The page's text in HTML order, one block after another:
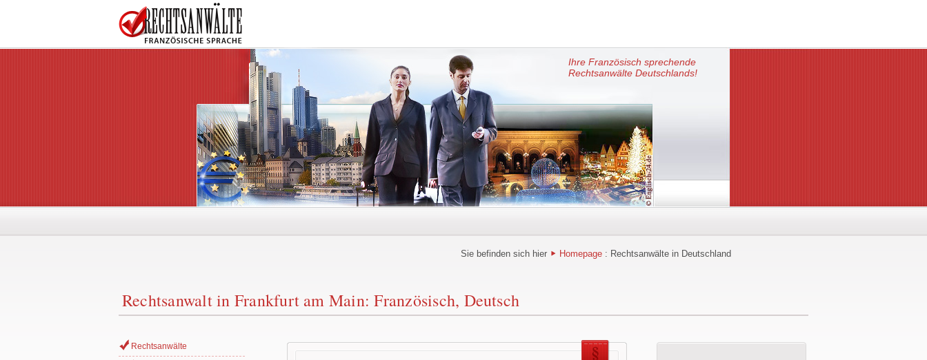
Ihre Französisch sprechende
Rechtsanwälte Deutschlands!
Sie befinden sich hier Homepage : Rechtsanwälte in Deutschland
Rechtsanwalt in Frankfurt am Main: Französisch, Deutsch
Rechtsanwälte